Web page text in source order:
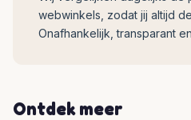
webwinkels, zodat jij altijd
Onafhankelijk, transparant
Ontdek meer